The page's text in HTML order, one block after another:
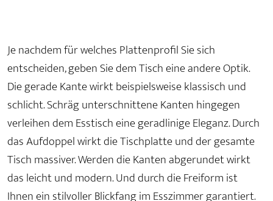
Je nachdem für welches Plattenprofil Sie sich
entscheiden, geben Sie dem Tisch eine andere Optik.
Die gerade Kante wirkt beispielsweise klassisch und
schlicht. Schräg unterschnittene Kanten hingegen
verleihen dem Esstisch eine geradlinige Eleganz. Durch
das Aufdoppel wirkt die Tischplatte und der gesamte
Tisch massiver. Werden die Kanten abgerundet wirkt
das leicht und modern. Und durch die Freiform ist
Ihnen ein stilvoller Blickfang im Esszimmer garantiert.